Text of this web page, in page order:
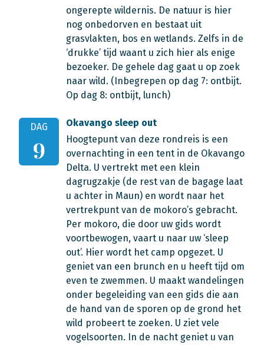
ongerepte wildernis. De natuur is hier
nog onbedorven en bestaat uit
grasvlakten, bos en wetlands. Zelfs in de
‘drukke’ tijd waant u zich hier als enige
bezoeker. De gehele dag gaat u op zoek
naar wild. (Inbegrepen op dag 7: ontbijt.
Op dag 8: ontbijt, lunch)
DAG
9
Okavango sleep out
Hoogtepunt van deze rondreis is een
overnachting in een tent in de Okavango
Delta. U vertrekt met een klein
dagrugzakje (de rest van de bagage laat
u achter in Maun) en wordt naar het
vertrekpunt van de mokoro’s gebracht.
Per mokoro, die door uw gids wordt
voortbewogen, vaart u naar uw ‘sleep
out’. Hier wordt het camp opgezet. U
geniet van een brunch en u heeft tijd om
even te zwemmen. U maakt wandelingen
onder begeleiding van een gids die aan
de hand van de sporen op de grond het
wild probeert te zoeken. U ziet vele
vogelsoorten. In de nacht geniet u van